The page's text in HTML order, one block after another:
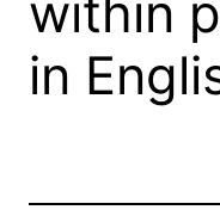
within
in